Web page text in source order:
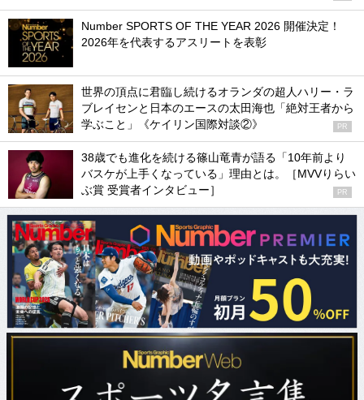
Number SPORTS OF THE YEAR 2026 開催決定！
2026年を代表するアスリートを表彰
世界の頂点に君臨し続けるオランダの超人ハリー・ラ
ブレイセンと日本のエースの太田海也「絶対王者から
学ぶこと」《ケイリン国際対談②》
PR
38歳でも進化を続ける篠山竜青が語る「10年前より
バスケが上手くなっている」理由とは。［MVVりらい
ぶ賞 受賞者インタビュー］
PR